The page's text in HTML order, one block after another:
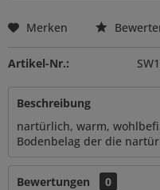
Merken
Artikel-Nr.:
Beschreibung
nartürlich, warm,
Bodenbelag der die
Bewertungen
0